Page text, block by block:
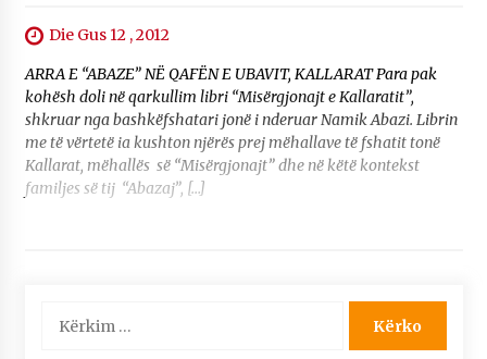
Die Gus 12 , 2012
ARRA E “ABAZE” NË QAFËN E UBAVIT, KALLARAT Para pak
kohësh doli në qarkullim libri “Misërgjonajt e Kallaratit”,
shkruar nga bashkëfshatari jonë i nderuar Namik Abazi. Librin
me të vërtetë ia kushton njërës prej mëhallave të fshatit tonë
Kallarat, mëhallës së “Misërgjonajt” dhe në këtë kontekst
familjes së tij “Abazaj”, […]
për: